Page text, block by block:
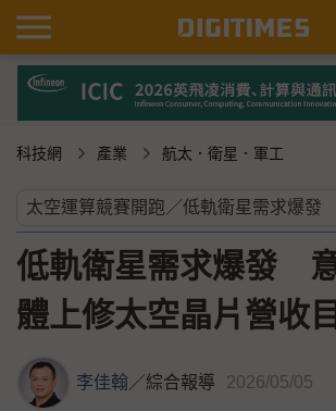
科技網 產業 航太．衛星．軍工
低軌衛星需求爆發
體上修太空晶片營收
李佳翰／綜合報導 2026/05/05